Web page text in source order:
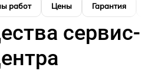
работ Цены Гарантия
сервис-